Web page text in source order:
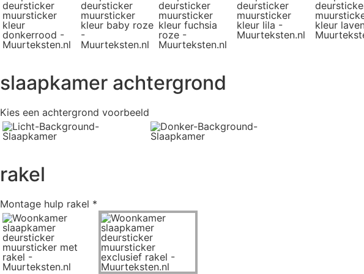
slaapkamer achtergrond
Kies een achtergrond voorbeeld
rakel
Montage hulp rakel *